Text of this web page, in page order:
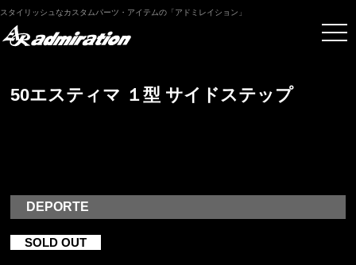
スタイリッシュなカスタムパーツ・アイテムの「アドミレイション」
50エスティマ １型 サイドステップ
DEPORTE
SOLD OUT